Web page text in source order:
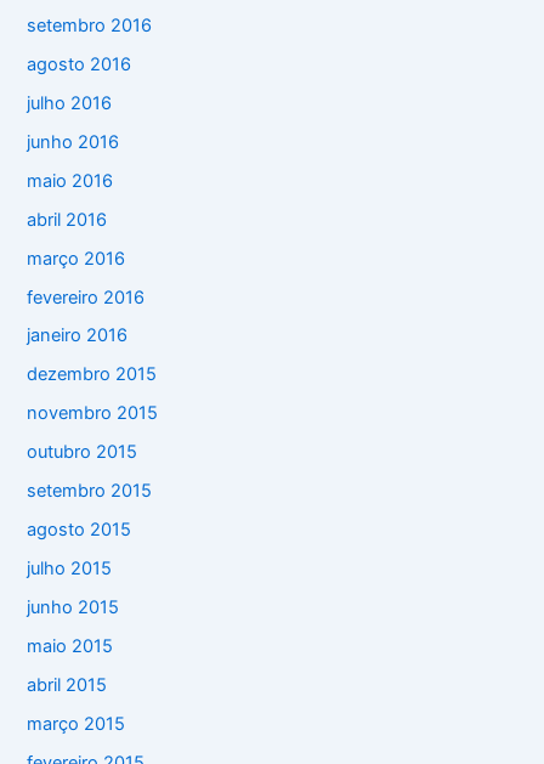
setembro 2016
agosto 2016
julho 2016
junho 2016
maio 2016
abril 2016
março 2016
fevereiro 2016
janeiro 2016
dezembro 2015
novembro 2015
outubro 2015
setembro 2015
agosto 2015
julho 2015
junho 2015
maio 2015
abril 2015
março 2015